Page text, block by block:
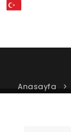
ANA SAYFA
Anasayfa